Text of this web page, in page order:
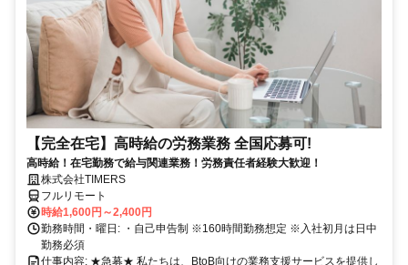
【完全在宅】高時給の労務業務 全国応募可!
高時給！在宅勤務で給与関連業務！労務責任者経験大歓迎！
株式会社TIMERS
フルリモート
時給1,600円～2,400円
勤務時間・曜日: ・自己申告制 ※160時間勤務想定 ※入社初月は日中
勤務必須
仕事内容: ★急募★ 私たちは、BtoB向けの業務支援サービスを提供し